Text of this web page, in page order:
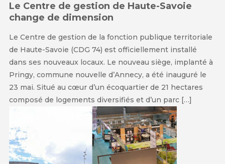
Le Centre de gestion de Haute-Savoie
change de dimension
Le Centre de gestion de la fonction publique territoriale
de Haute-Savoie (CDG 74) est officiellement installé
dans ses nouveaux locaux. Le nouveau siège, implanté à
Pringy, commune nouvelle d’Annecy, a été inauguré le
23 mai. Situé au cœur d’un écoquartier de 21 hectares
composé de logements diversifiés et d’un parc […]